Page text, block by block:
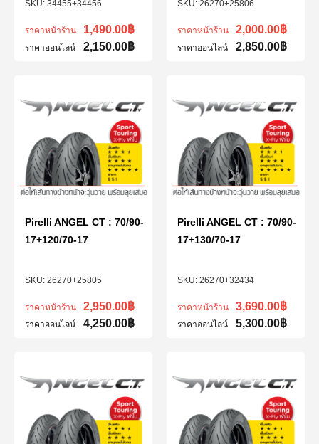
34455+34456
ราคาหน้าร้าน 1,490.00฿
ราคาออนไลน์ 2,150.00฿
26270+25806
ราคาหน้าร้าน 2,000.00฿
ราคาออนไลน์ 2,850.00฿
26270+25805
Pirelli ANGEL CT : 70/90-
17+120/70-17
ราคาหน้าร้าน 2,950.00฿
ราคาออนไลน์ 4,250.00฿
26270+32434
Pirelli ANGEL CT : 70/90-
17+130/70-17
ราคาหน้าร้าน 3,690.00฿
ราคาออนไลน์ 5,300.00฿